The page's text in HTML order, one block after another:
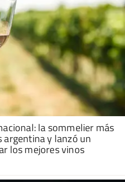
la sommelier más
y lanzó un
los mejores vinos